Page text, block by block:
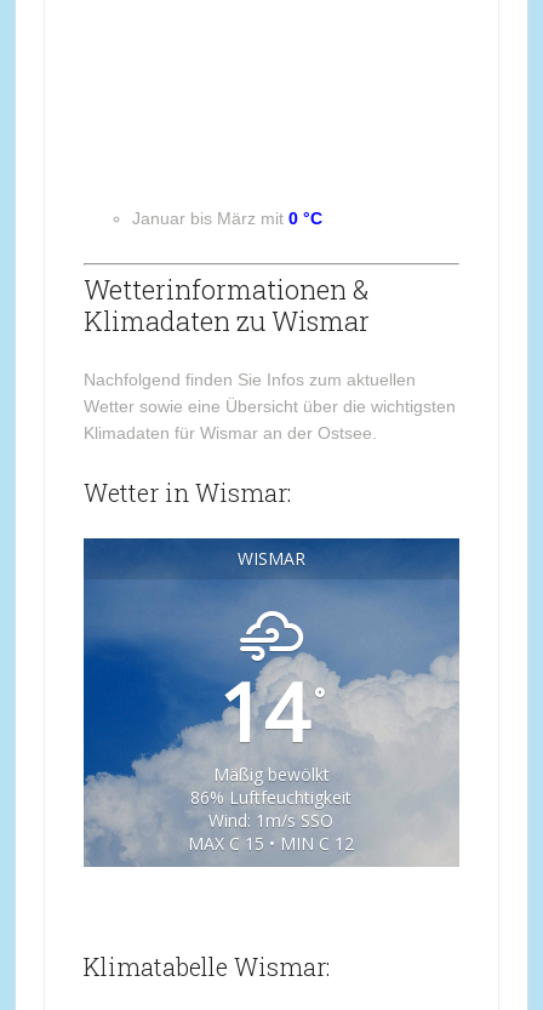
Januar bis März mit 0 °C
Wetterinformationen &
Klimadaten zu Wismar
Nachfolgend finden Sie Infos zum aktuellen
Wetter sowie eine Übersicht über die wichtigsten
Klimadaten für Wismar an der Ostsee.
Wetter in Wismar:
WISMAR
14°
Mäßig bewölkt
86% Luftfeuchtigkeit
Wind: 1m/s SSO
MAX C 15 • MIN C 12
Klimatabelle Wismar: